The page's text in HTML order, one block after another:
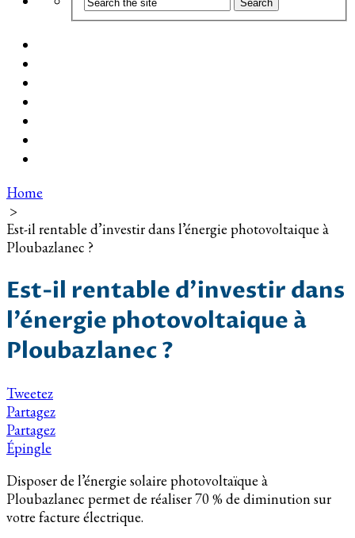
Home
>
Est-il rentable d’investir dans l’énergie photovoltaique à
Ploubazlanec ?
Est-il rentable d’investir dans
l’énergie photovoltaique à
Ploubazlanec ?
Tweetez
Partagez
Partagez
Épingle
Disposer de l’énergie solaire photovoltaïque à
Ploubazlanec permet de réaliser 70 % de diminution sur
votre facture électrique.